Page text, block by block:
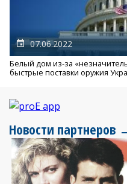
07.06.2022
Белый дом из-за
быстрые поставки оружия
Новости партнеров